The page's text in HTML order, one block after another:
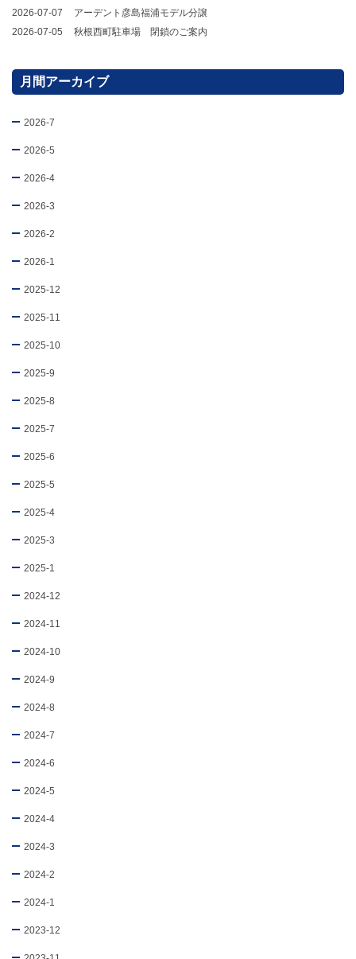
2026-07-07
アーデント彦島福浦モデル分譲
2026-07-05
秋根西町駐車場 閉鎖のご案内
月間アーカイブ
2026-7
2026-5
2026-4
2026-3
2026-2
2026-1
2025-12
2025-11
2025-10
2025-9
2025-8
2025-7
2025-6
2025-5
2025-4
2025-3
2025-1
2024-12
2024-11
2024-10
2024-9
2024-8
2024-7
2024-6
2024-5
2024-4
2024-3
2024-2
2024-1
2023-12